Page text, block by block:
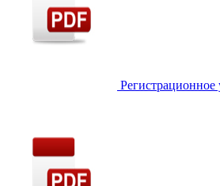
Регистрационное